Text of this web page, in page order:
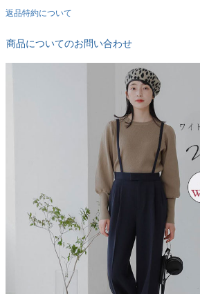
返品特約について
商品についてのお問い合わせ